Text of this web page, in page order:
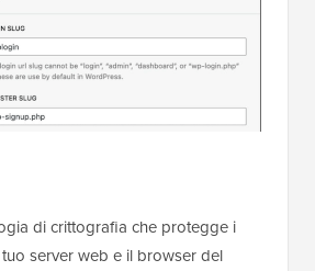
di crittografia che protegge i
server web e il browser del